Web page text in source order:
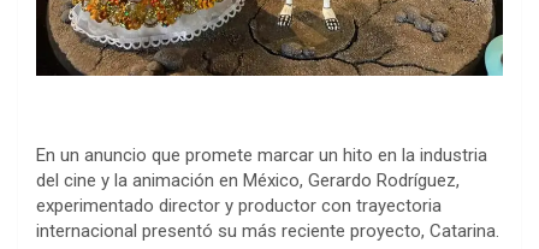
En un anuncio que promete marcar un hito en la industria
del cine y la animación en México, Gerardo Rodríguez,
experimentado director y productor con trayectoria
internacional presentó su más reciente proyecto, Catarina.